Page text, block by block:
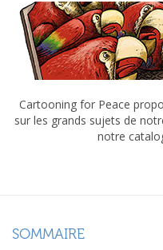
Cartooning for Peace
sur les grands sujets de
notre
SOMMAIRE